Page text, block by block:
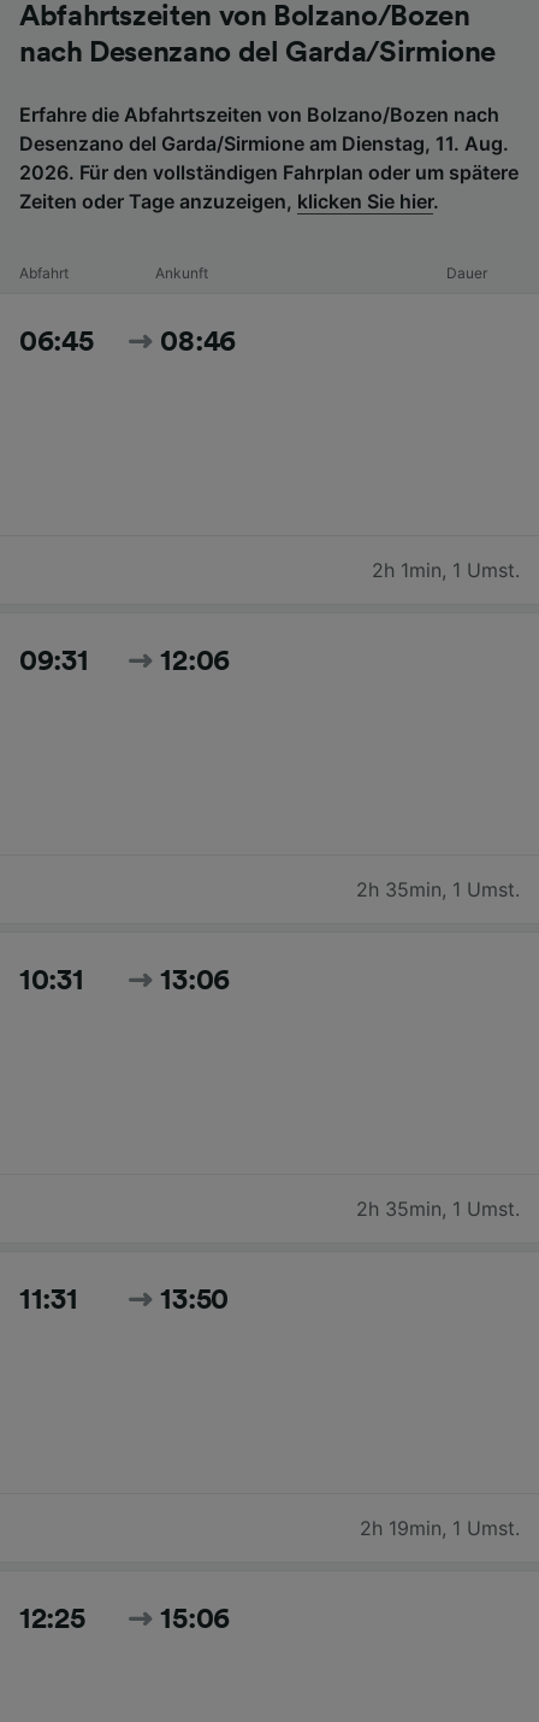
Abfahrtszeiten von Bolzano/Bozen
nach Desenzano del Garda/Sirmione
Erfahre die Abfahrtszeiten von Bolzano/Bozen nach
Desenzano del Garda/Sirmione am Dienstag, 11. Aug.
2026. Für den vollständigen Fahrplan oder um spätere
Zeiten oder Tage anzuzeigen, klicken Sie hier.
Abfahrt Ankunft Dauer
06:45 08:46
2h 1min, 1 Umst.
09:31 12:06
2h 35min, 1 Umst.
10:31 13:06
2h 35min, 1 Umst.
11:31 13:50
2h 19min, 1 Umst.
12:25 15:06